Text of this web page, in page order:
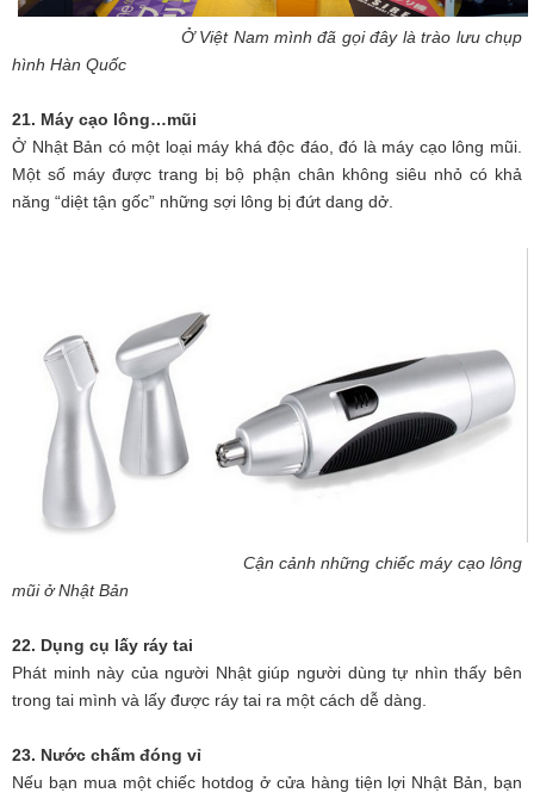
Ở Việt Nam mình đã gọi đây là trào lưu chụp
hình Hàn Quốc
21. Máy cạo lông…mũi
Ở Nhật Bản có một loại máy khá độc đáo, đó là máy cạo lông mũi.
Một số máy được trang bị bộ phận chân không siêu nhỏ có khả
năng “diệt tận gốc” những sợi lông bị đứt dang dở.
Cận cảnh những chiếc máy cạo lông
mũi ở Nhật Bản
22. Dụng cụ lấy ráy tai
Phát minh này của người Nhật giúp người dùng tự nhìn thấy bên
trong tai mình và lấy được ráy tai ra một cách dễ dàng.
23. Nước chấm đóng vỉ
Nếu bạn mua một chiếc hotdog ở cửa hàng tiện lợi Nhật Bản, bạn